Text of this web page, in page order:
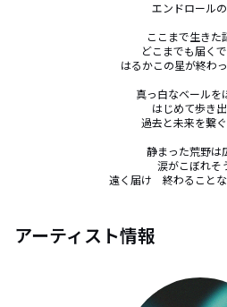
エンドロール
ここまで生きた
どこまでも届く
はるかこの星が終わ
真っ白なベールを
はじめて歩き
過去と未来を繋
静まった荒野は
涙がこぼれそ
遠く届け　終わること
アーティスト情報